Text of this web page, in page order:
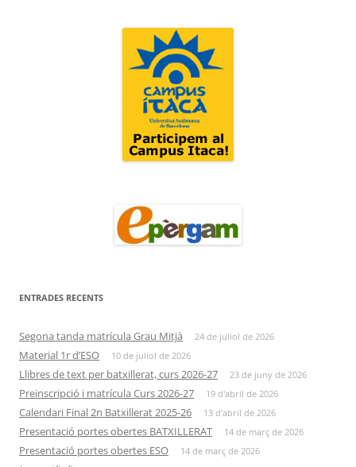
ENTRADES RECENTS
Segona tanda matrícula Grau Mitjà 24 de juliol de 2026
Material 1r d’ESO 10 de juliol de 2026
Llibres de text per batxillerat, curs 2026-27 23 de juny de 2026
Preinscripció i matrícula Curs 2026-27 19 d'abril de 2026
Calendari Final 2n Batxillerat 2025-26 13 d'abril de 2026
Presentació portes obertes BATXILLERAT 14 de març de 2026
Presentació portes obertes ESO 14 de març de 2026